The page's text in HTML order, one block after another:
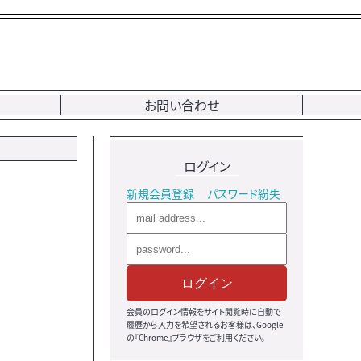
お問い合わせ
ログイン
新規会員登録 パスワード紛失
ログイン
会員のログイン情報をサイト閲覧時に自動で
履歴から入力を希望されるお客様は、Google
の『Chrome』ブラウザをご利用ください。